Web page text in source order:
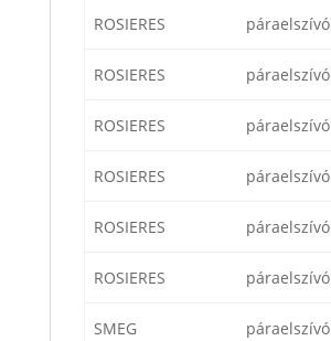
ROSIERES páraelszívó
ROSIERES páraelszívó
ROSIERES páraelszívó
ROSIERES páraelszívó
ROSIERES páraelszívó
ROSIERES páraelszívó
SMEG páraelszívó